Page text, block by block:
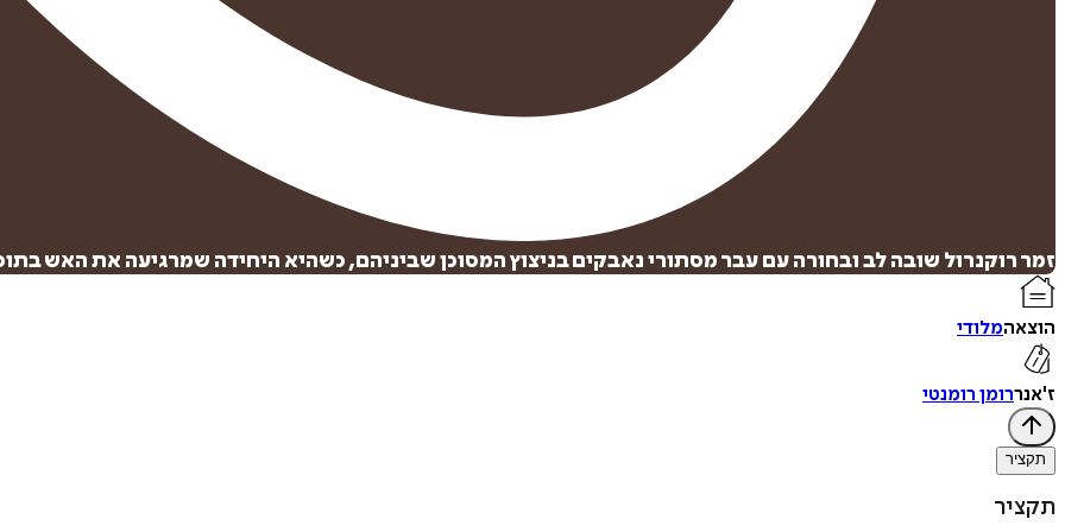
זמר רוקנרול שובה לב ובחורה עם עבר מסתורי נאבקים בניצוץ המסוכן שביניהם, כשהיא היחידה שמרגיעה את האש
הוצאהמלודי
ז'אנררומן רומנטי
תקציר
תקציר